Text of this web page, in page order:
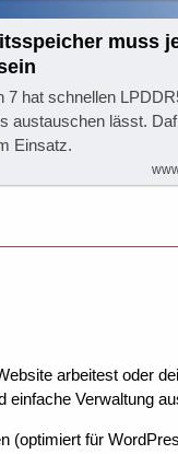
muss
7 hat schnellen
austauschen lässt.
Einsatz.
arbeitest oder
einfache Verwaltung
(optimiert für